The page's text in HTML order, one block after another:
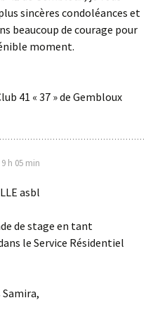
sincères condoléances et
beaucoup de courage pour
moment.
41 « 37 » de Gembloux
h 05 min
asbl
de stage en tant
le Service Résidentiel
Samira,